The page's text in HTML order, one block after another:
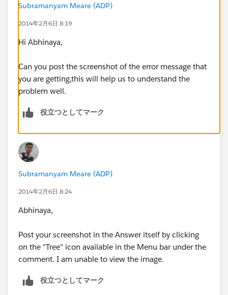
Subramanyam Meare (ADP)
2014年2月6日 8:19
Hi Abhinaya,
Can you post the screenshot of the error message that
you are getting,this will help us to understand the
problem well.
役立つとしてマーク
Subramanyam Meare (ADP)
2014年2月6日 8:24
Abhinaya,
Post your screenshot in the Answer itself by clicking
on the "Tree" icon available in the Menu bar under the
comment. I am unable to view the image.
役立つとしてマーク